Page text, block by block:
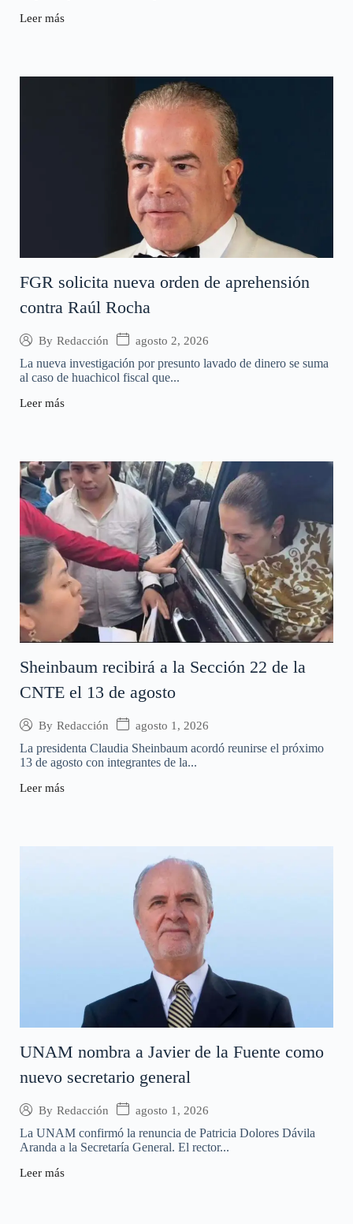
Leer más
FGR solicita nueva orden de aprehensión
contra Raúl Rocha
By Redacción agosto 2, 2026
La nueva investigación por presunto lavado de dinero se suma
al caso de huachicol fiscal que...
Leer más
Sheinbaum recibirá a la Sección 22 de la
CNTE el 13 de agosto
By Redacción agosto 1, 2026
La presidenta Claudia Sheinbaum acordó reunirse el próximo
13 de agosto con integrantes de la...
Leer más
UNAM nombra a Javier de la Fuente como
nuevo secretario general
By Redacción agosto 1, 2026
La UNAM confirmó la renuncia de Patricia Dolores Dávila
Aranda a la Secretaría General. El rector...
Leer más